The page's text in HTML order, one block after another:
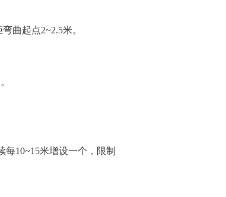
曲起点2~2.5米‌。
10~15米增设一个，限制